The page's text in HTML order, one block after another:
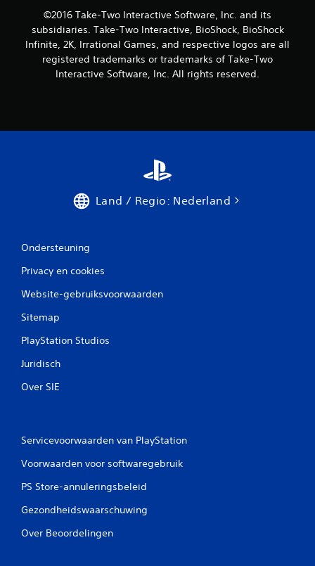
©2016 Take-Two Interactive Software, Inc. and its
subsidiaries. Take-Two Interactive, BioShock, BioShock
Infinite, 2K, Irrational Games, and respective logos are all
registered trademarks or trademarks of Take-Two
Interactive Software, Inc. All rights reserved.
Land / Regio: Nederland
Ondersteuning
Privacy en cookies
Website-gebruiksvoorwaarden
Sitemap
PlayStation Studios
Juridisch
Over SIE
Servicevoorwaarden van PlayStation
Voorwaarden voor softwaregebruik
PS Store-annuleringsbeleid
Gezondheidswaarschuwing
Over Beoordelingen